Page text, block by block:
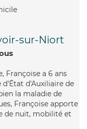
sur-Niort
Françoise a 6 ans
d'Auxiliaire de
la maladie de
Françoise apporte
de nuit, mobilité et